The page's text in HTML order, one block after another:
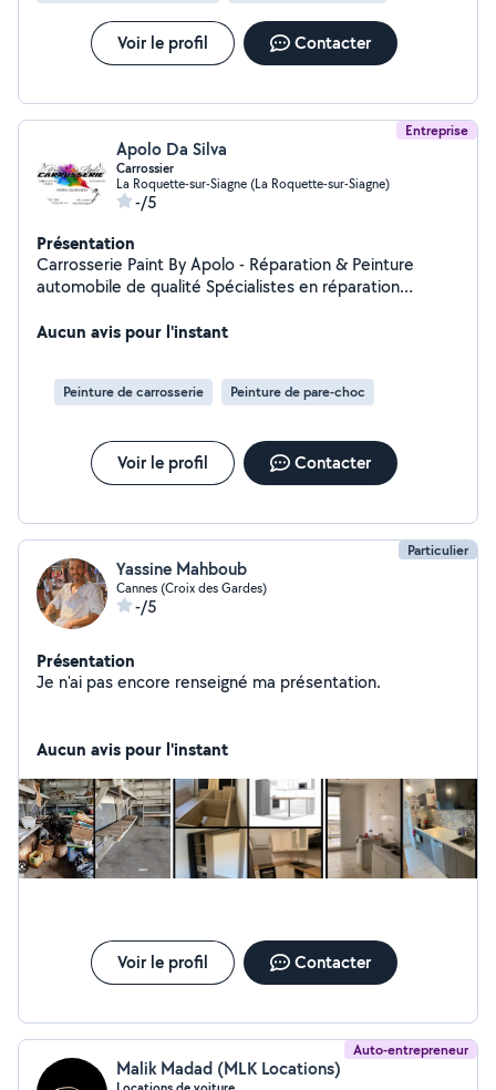
Voir le profil Contacter
Entreprise
Apolo Da Silva
Carrossier
La Roquette-sur-Siagne (La Roquette-sur-Siagne)
-/5
Présentation
Carrosserie Paint By Apolo - Réparation & Peinture
automobile de qualité Spécialistes en réparation
nous mettons notre expertise à votre service pour
qu'il mérite.
Aucun avis pour l'instant
Peinture de carrosserie Peinture de pare-choc
Voir le profil Contacter
Particulier
Yassine Mahboub
Cannes (Croix des Gardes)
-/5
Présentation
Je n'ai pas encore renseigné ma présentation.
Aucun avis pour l'instant
Voir le profil Contacter
Auto-entrepreneur
Malik Madad (MLK Locations)